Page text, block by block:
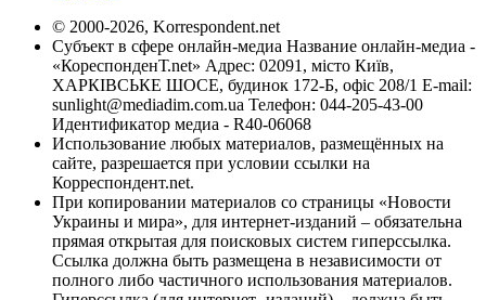
© 2000-2026, Korrespondent.net
Субъект в сфере онлайн-медиа Название онлайн-медиа -
«КореспонденТ.net» Адрес: 02091, місто Київ,
ХАРКІВСЬКЕ ШОСЕ, будинок 172-Б, офіс 208/1 E-mail:
sunlight@mediadim.com.ua Телефон: 044-205-43-00
Идентификатор медиа - R40-06068
Использование любых материалов, размещённых на
сайте, разрешается при условии ссылки на
Корреспондент.net.
При копировании материалов со страницы «Новости
Украины и мира», для интернет-изданий – обязательна
прямая открытая для поисковых систем гиперссылка.
Ссылка должна быть размещена в независимости от
полного либо частичного использования материалов.